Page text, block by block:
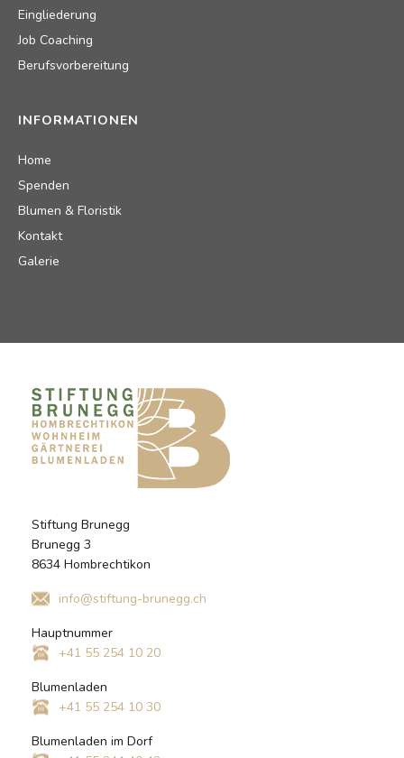
Eingliederung
Job Coaching
Berufsvorbereitung
INFORMATIONEN
Home
Spenden
Blumen & Floristik
Kontakt
Galerie
Stiftung Brunegg
Brunegg 3
8634 Hombrechtikon
info@stiftung-brunegg.ch
Hauptnummer
+41 55 254 10 20
Blumenladen
+41 55 254 10 30
Blumenladen im Dorf